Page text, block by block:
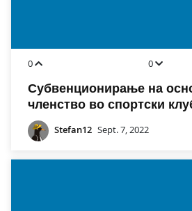
0 0
Субвенционирање на
членство во спортски
Stefan12 Sept. 7, 2022